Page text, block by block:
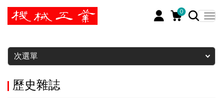
0
暫停
次選單
歷史雜誌